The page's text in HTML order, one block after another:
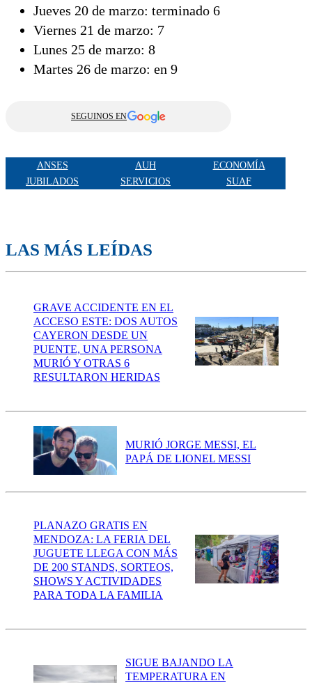
Jueves 20 de marzo: terminado 6
Viernes 21 de marzo: 7
Lunes 25 de marzo: 8
Martes 26 de marzo: en 9
SEGUINOS EN
ANSES AUH
ECONOMÍA
JUBILADOS
SERVICIOS SUAF
LAS MÁS LEÍDAS
GRAVE ACCIDENTE EN EL
ACCESO ESTE: DOS AUTOS
CAYERON DESDE UN
PUENTE, UNA PERSONA
MURIÓ Y OTRAS 6
RESULTARON HERIDAS
MURIÓ JORGE MESSI, EL
PAPÁ DE LIONEL MESSI
PLANAZO GRATIS EN
MENDOZA: LA FERIA DEL
JUGUETE LLEGA CON MÁS
DE 200 STANDS, SORTEOS,
SHOWS Y ACTIVIDADES
PARA TODA LA FAMILIA
SIGUE BAJANDO LA
TEMPERATURA EN